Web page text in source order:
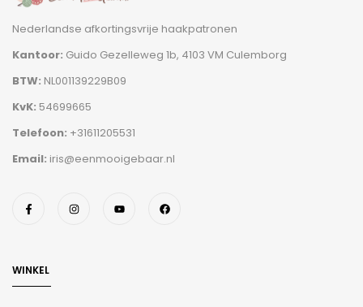
Nederlandse afkortingsvrije haakpatronen
Kantoor: Guido Gezelleweg 1b, 4103 VM Culemborg
BTW: NL001139229B09
KvK: 54699665
Telefoon: +31611205531
Email: iris@eenmooigebaar.nl
WINKEL